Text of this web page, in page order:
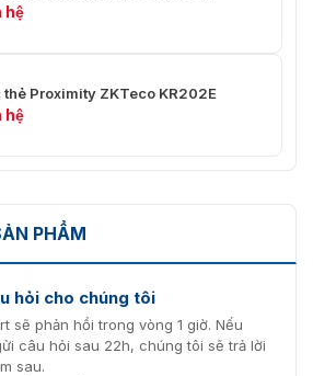
hệ
thẻ Proximity ZKTeco KR202E
hệ
PHẨM
hỏi cho chúng tôi
sẽ phản hồi trong vòng 1 giờ. Nếu
câu hỏi sau 22h, chúng tôi sẽ trả lời
sau.